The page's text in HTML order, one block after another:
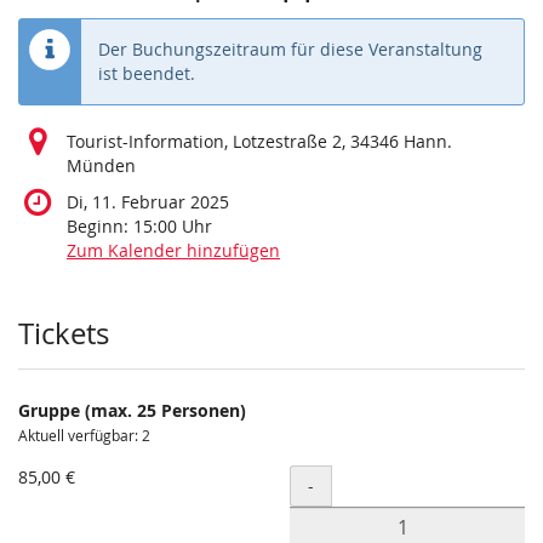
Der Buchungszeitraum für diese Veranstaltung
ist beendet.
Tourist-Information, Lotzestraße 2, 34346 Hann.
Münden
Di, 11. Februar 2025
Beginn: 15:00 Uhr
Zum Kalender hinzufügen
Produkte
Tickets
Gruppe (max. 25 Personen)
Aktuell verfügbar: 2
85,00 € Menge
-